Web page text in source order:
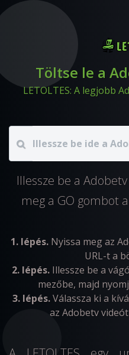
Töltse le a
LETOLTES: A legjobb
Illessze be a
meg a GO gombot
1. lépés.Nyissa meg az
URL-t a
2. lépés.Illessze be a
mezőbe, majd
3. lépés.Válassza ki a
az Adobetv